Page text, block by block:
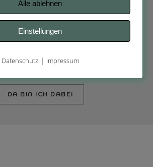
Termin 2 → glasieren
DA BIN ICH DABEI
Alle ablehnen
Einstellungen
Datenschutz| Impressum